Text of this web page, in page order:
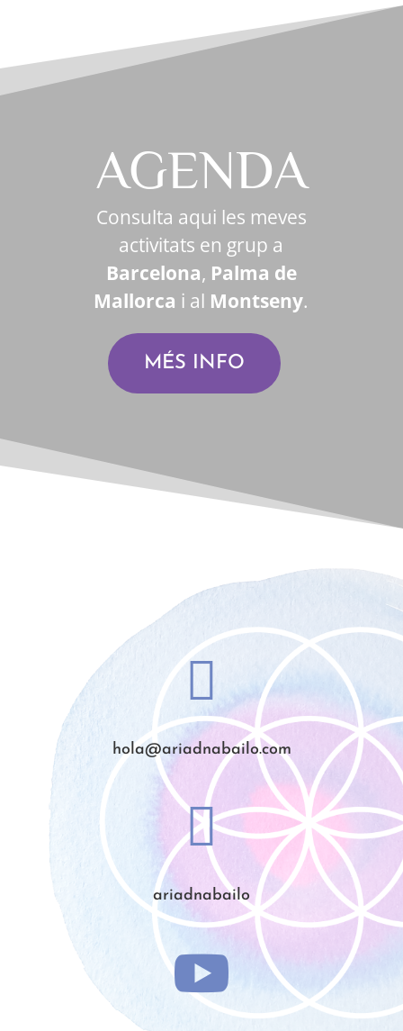
AGENDA
Consulta aqui les meves
activitats en grup a
Barcelona, Palma de
Mallorca i al Montseny.
MÉS INFO

hola@ariadnabailo.com

ariadnabailo
